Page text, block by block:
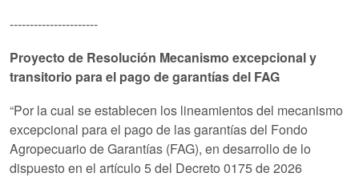
----------------------
Proyecto de Resolución Mecanismo excepcional y
transitorio para el pago de garantías del FAG
“Por la cual se establecen los lineamientos del mecanismo
excepcional para el pago de las garantías del Fondo
Agropecuario de Garantías (FAG), en desarrollo de lo
dispuesto en el artículo 5 del Decreto 0175 de 2026